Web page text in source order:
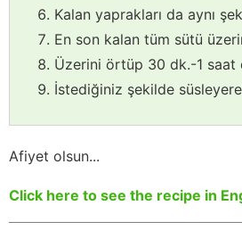
Kalan yaprakları da aynı
En son kalan tüm sütü
Üzerini örtüp 30 dk.-1 saat
İstediğiniz şekilde
Afiyet olsun...
Click here to see the recipe in